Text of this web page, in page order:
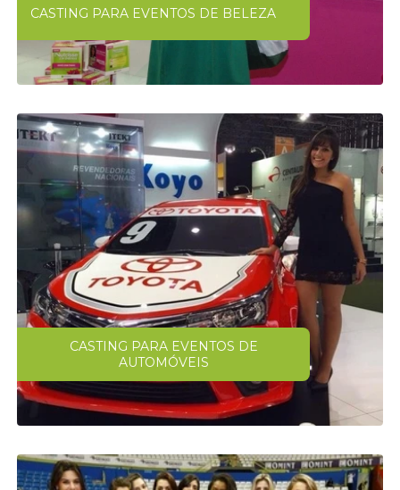
CASTING PARA EVENTOS DE BELEZA
CASTING PARA EVENTOS DE
AUTOMÓVEIS